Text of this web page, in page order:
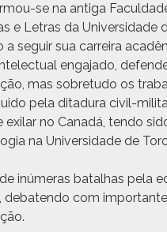
se na anti­ga
e Letras da Uni­ver­si­dade
a seguir sua car­reira
enga­ja­do,
mas sobre­tu­do os
pela ditadu­ra civ­il-
exi­lar no Canadá, ten­do
na Uni­ver­si­dade de
inúmeras batal­has pela
deba­ten­do com